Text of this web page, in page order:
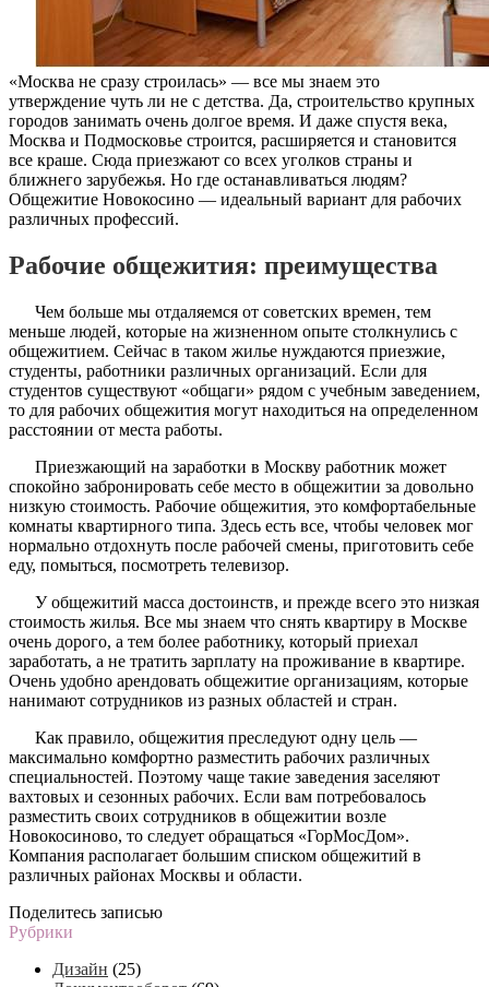
«Москва не сразу строилась» — все мы знаем это
утверждение чуть ли не с детства. Да, строительство крупных
городов занимать очень долгое время. И даже спустя века,
Москва и Подмосковье строится, расширяется и становится
все краше. Сюда приезжают со всех уголков страны и
ближнего зарубежья. Но где останавливаться людям?
Общежитие Новокосино — идеальный вариант для рабочих
различных профессий.
Рабочие общежития: преимущества
Чем больше мы отдаляемся от советских времен, тем
меньше людей, которые на жизненном опыте столкнулись с
общежитием. Сейчас в таком жилье нуждаются приезжие,
студенты, работники различных организаций. Если для
студентов существуют «общаги» рядом с учебным заведением,
то для рабочих общежития могут находиться на определенном
расстоянии от места работы.
Приезжающий на заработки в Москву работник может
спокойно забронировать себе место в общежитии за довольно
низкую стоимость. Рабочие общежития, это комфортабельные
комнаты квартирного типа. Здесь есть все, чтобы человек мог
нормально отдохнуть после рабочей смены, приготовить себе
еду, помыться, посмотреть телевизор.
У общежитий масса достоинств, и прежде всего это низкая
стоимость жилья. Все мы знаем что снять квартиру в Москве
очень дорого, а тем более работнику, который приехал
заработать, а не тратить зарплату на проживание в квартире.
Очень удобно арендовать общежитие организациям, которые
нанимают сотрудников из разных областей и стран.
Как правило, общежития преследуют одну цель —
максимально комфортно разместить рабочих различных
специальностей. Поэтому чаще такие заведения заселяют
вахтовых и сезонных рабочих. Если вам потребовалось
разместить своих сотрудников в общежитии возле
Новокосиново, то следует обращаться «ГорМосДом».
Компания располагает большим списком общежитий в
различных районах Москвы и области.
Поделитесь записью
Рубрики
Дизайн (25)